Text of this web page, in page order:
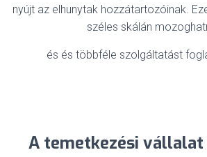
nyújt az elhunytak hozzátartozóinak.
széles skálán
és és többféle szolgáltatást
A temetkezési